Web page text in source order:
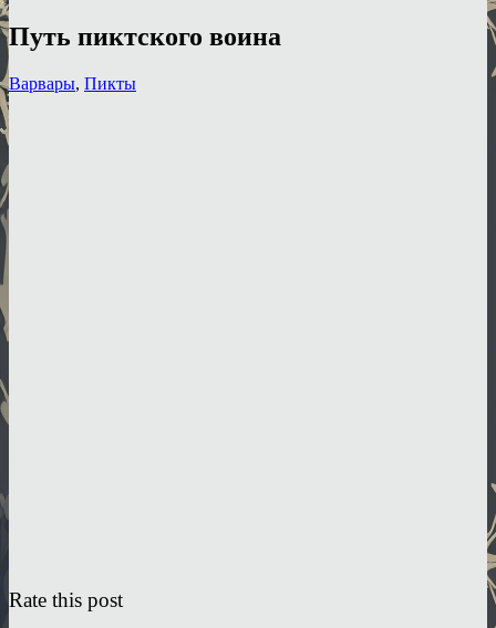
Путь пиктского воина
Варвары, Пикты
Rate this post